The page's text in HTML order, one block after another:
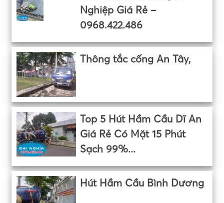
Nghiệp Giá Rẻ –
0968.422.486
Thông tắc cống An Tây,
Top 5 Hút Hầm Cầu Dĩ An
Giá Rẻ Có Mặt 15 Phút
Sạch 99%...
Hút Hầm Cầu Bình Dương